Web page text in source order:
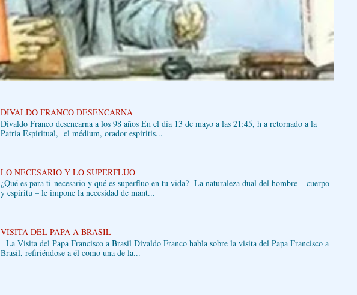
DIVALDO FRANCO DESENCARNA
Divaldo Franco desencarna a los 98 años En el día 13 de mayo a las 21:45, h a retornado a la
Patria Espiritual, el médium, orador espiritis...
LO NECESARIO Y LO SUPERFLUO
¿Qué es para ti necesario y qué es superfluo en tu vida? La naturaleza dual del hombre – cuerpo
y espíritu – le impone la necesidad de mant...
VISITA DEL PAPA A BRASIL
La Visita del Papa Francisco a Brasil Divaldo Franco habla sobre la visita del Papa Francisco a
Brasil, refiriéndose a él como una de la...